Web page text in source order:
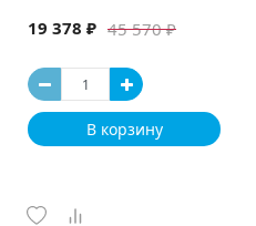
45 570 ₽
19 378 ₽
В корзину